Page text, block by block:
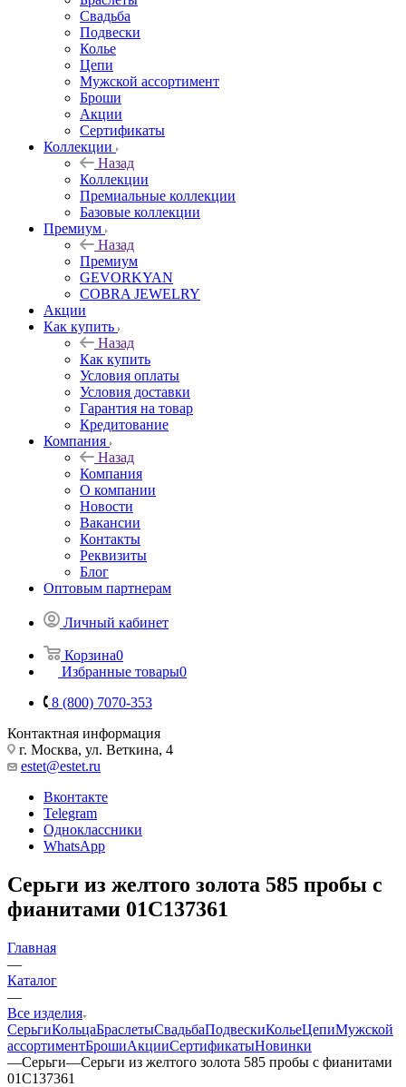
Свадьба
Подвески
Колье
Цепи
Мужской ассортимент
Броши
Акции
Сертификаты
Коллекции
Назад
Коллекции
Премиальные коллекции
Базовые коллекции
Премиум
Назад
Премиум
GEVORKYAN
COBRA JEWELRY
Акции
Как купить
Назад
Как купить
Условия оплаты
Условия доставки
Гарантия на товар
Кредитование
Компания
Назад
Компания
О компании
Новости
Вакансии
Контакты
Реквизиты
Блог
Оптовым партнерам
Личный кабинет
Корзина0
Избранные товары0
8 (800) 7070-353
Контактная информация
г. Москва, ул. Веткина, 4
estet@estet.ru
Вконтакте
Telegram
Одноклассники
WhatsApp
Серьги из желтого золота 585 пробы с
фианитами 01С137361
Главная
—
Каталог
—
Все изделия
СерьгиКольцаБраслетыСвадьбаПодвескиКольеЦепиМужской
ассортиментБрошиАкцииСертификатыНовинки
—Серьги—Серьги из желтого золота 585 пробы с фианитами
01С137361